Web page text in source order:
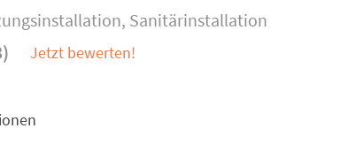
Sanitärinstallation
Jetzt bewerten!